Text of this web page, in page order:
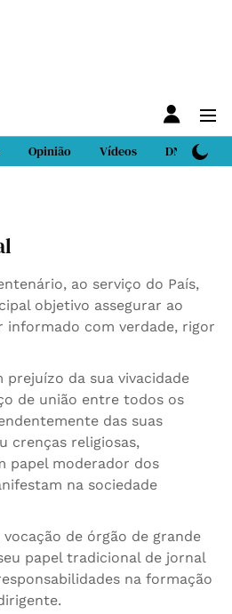
Opinião Vídeos DN Sport
ao serviço do País,
objetivo assegurar ao
com verdade, rigor
prejuízo da sua vivacidade
de união entre todos os
das suas
crenças religiosas,
papel moderador dos
na sociedade
de órgão de grande
papel tradicional de jornal
na formação